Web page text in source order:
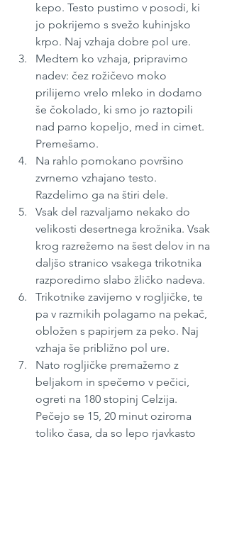
kepo. Testo pustimo v posodi, ki
jo pokrijemo s svežo kuhinjsko
krpo. Naj vzhaja dobre pol ure.
Medtem ko vzhaja, pripravimo
nadev: čez rožičevo moko
prilijemo vrelo mleko in dodamo
še čokolado, ki smo jo raztopili
nad parno kopeljo, med in cimet.
Premešamo.
Na rahlo pomokano površino
zvrnemo vzhajano testo.
Razdelimo ga na štiri dele.
Vsak del razvaljamo nekako do
velikosti desertnega krožnika. Vsak
krog razrežemo na šest delov in na
daljšo stranico vsakega trikotnika
razporedimo slabo žličko nadeva.
Trikotnike zavijemo v rogljičke, te
pa v razmikih polagamo na pekač,
obložen s papirjem za peko. Naj
vzhaja še približno pol ure.
Nato rogljičke premažemo z
beljakom in spečemo v pečici,
ogreti na 180 stopinj Celzija.
Pečejo se 15, 20 minut oziroma
toliko časa, da so lepo rjavkasto